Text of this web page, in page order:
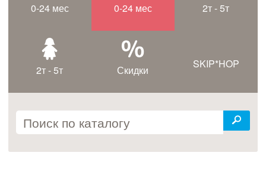
0-24 мес 0-24 мес 2т - 5т
2т - 5т Скидки SKIP*HOP